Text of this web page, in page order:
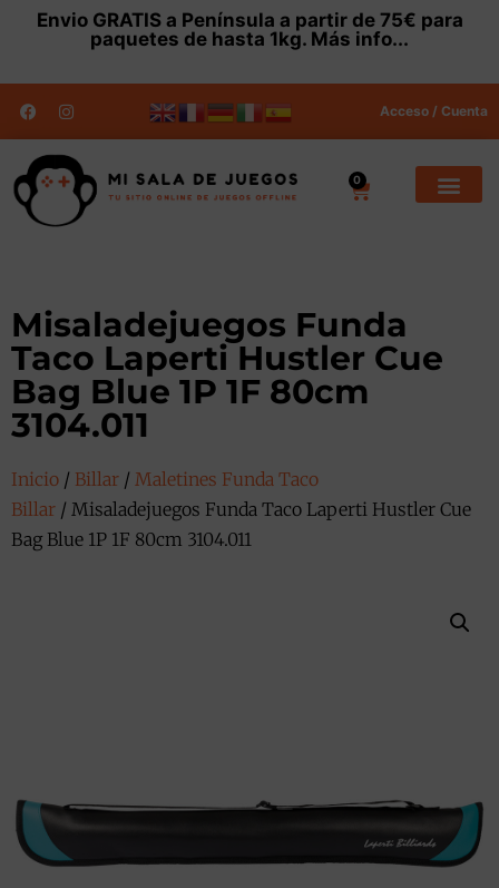
Envio GRATISa Península a partir de 75€ para
paquetes de hasta 1kg. Más info...
Acceso / Cuenta
0
Misaladejuegos Funda
Taco Laperti Hustler Cue
Bag Blue 1P 1F 80cm
3104.011
Inicio / Billar / Maletines Funda Taco
Billar / Misaladejuegos Funda Taco Laperti Hustler Cue
Bag Blue 1P 1F 80cm 3104.011